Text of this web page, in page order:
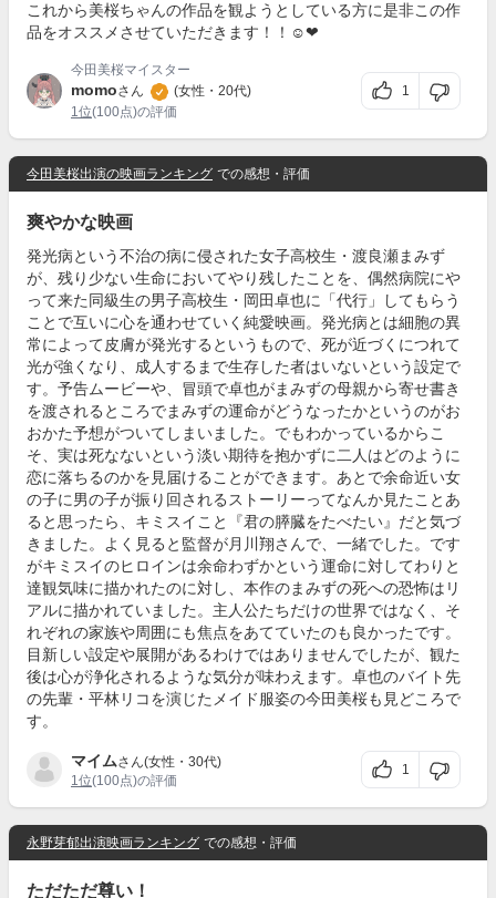
これから美桜ちゃんの作品を観ようとしている方に是非この作
品をオススメさせていただきます！！☺︎‪‪❤︎‬
今田美桜マイスター
momoさん
(女性・20代)
1位(100点)の評価
1
今田美桜出演の映画ランキング での感想・評価
爽やかな映画
発光病という不治の病に侵された女子高校生・渡良瀬まみず
が、残り少ない生命においてやり残したことを、偶然病院にや
って来た同級生の男子高校生・岡田卓也に「代行」してもらう
ことで互いに心を通わせていく純愛映画。発光病とは細胞の異
常によって皮膚が発光するというもので、死が近づくにつれて
光が強くなり、成人するまで生存した者はいないという設定で
す。予告ムービーや、冒頭で卓也がまみずの母親から寄せ書き
を渡されるところでまみずの運命がどうなったかというのがお
おかた予想がついてしまいました。でもわかっているからこ
そ、実は死なないという淡い期待を抱かずに二人はどのように
恋に落ちるのかを見届けることができます。あとで余命近い女
の子に男の子が振り回されるストーリーってなんか見たことあ
ると思ったら、キミスイこと『君の膵臓をたべたい』だと気づ
きました。よく見ると監督が月川翔さんで、一緒でした。です
がキミスイのヒロインは余命わずかという運命に対してわりと
達観気味に描かれたのに対し、本作のまみずの死への恐怖はリ
アルに描かれていました。主人公たちだけの世界ではなく、そ
れぞれの家族や周囲にも焦点をあてていたのも良かったです。
目新しい設定や展開があるわけではありませんでしたが、観た
後は心が浄化されるような気分が味わえます。卓也のバイト先
の先輩・平林リコを演じたメイド服姿の今田美桜も見どころで
す。
マイムさん(女性・30代)
1位(100点)の評価
1
永野芽郁出演映画ランキング での感想・評価
ただただ尊い！